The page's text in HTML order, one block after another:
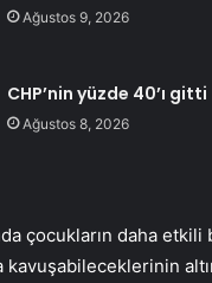
Ağustos 9, 2026
CHP’nin yüzde 40’ı gitti
Ağustos 8, 2026
çocukların daha
kavuşabileceklerinin